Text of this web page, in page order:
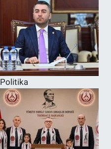
Politika